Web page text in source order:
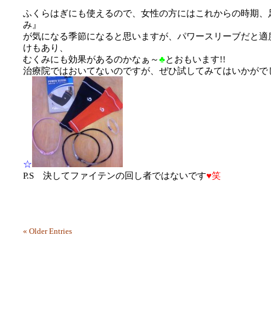
ふくらはぎにも使えるので、女性の方にはこれからの時期、
み』
が気になる季節になると思いますが、パワースリーブだと適
けもあり、
むくみにも効果があるのかなぁ～♣とおもいます!!
治療院ではおいてないのですが、ぜひ試してみてはいかがで
☆
P.S 決してファイテンの回し者ではないです♥笑
« Older Entries